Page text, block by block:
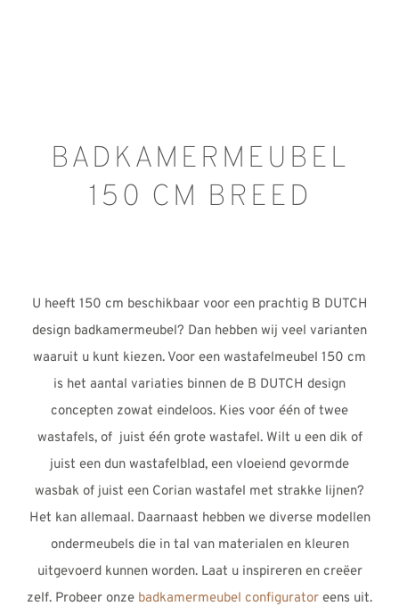
BADKAMERMEUBEL
150 CM BREED
U heeft 150 cm beschikbaar voor een prachtig B DUTCH
design badkamermeubel? Dan hebben wij veel varianten
waaruit u kunt kiezen. Voor een wastafelmeubel 150 cm
is het aantal variaties binnen de B DUTCH design
concepten zowat eindeloos. Kies voor één of twee
wastafels, of juist één grote wastafel. Wilt u een dik of
juist een dun wastafelblad, een vloeiend gevormde
wasbak of juist een Corian wastafel met strakke lijnen?
Het kan allemaal. Daarnaast hebben we diverse modellen
ondermeubels die in tal van materialen en kleuren
uitgevoerd kunnen worden. Laat u inspireren en creëer
zelf. Probeer onze badkamermeubel configurator eens uit.